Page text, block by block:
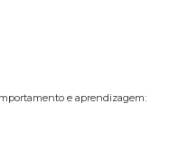
e aprendizagem: